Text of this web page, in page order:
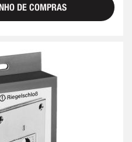
DE COMPRAS